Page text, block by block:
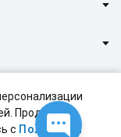
Продолжая
с Политикой